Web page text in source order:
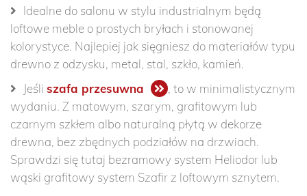
Idealne do salonu w stylu industrialnym będą
loftowe meble o prostych bryłach i stonowanej
kolorystyce. Najlepiej jak sięgniesz do materiałów typu
drewno z odzysku, metal, stal, szkło, kamień.
Jeśli szafa przesuwna
, to w minimalistycznym
wydaniu. Z matowym, szarym, grafitowym lub
czarnym szkłem albo naturalną płytą w dekorze
drewna, bez zbędnych podziałów na drzwiach.
Sprawdzi się tutaj bezramowy system Heliodor lub
wąski grafitowy system Szafir z loftowym sznytem.